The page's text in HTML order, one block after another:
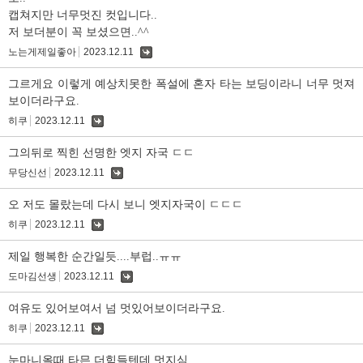
캡쳐지만 너무멋진 컷입니다..
저 보더분이 꼭 보셨으면..^^
노는게제일좋아 2023.12.11
그르게요 이렇게 예상치못한 폭설에 혼자 타는 보딩이라니 너무 멋져
보이더라구요.
히쿠 2023.12.11
그의뒤로 찍힌 선명한 엣지 자국 ㄷㄷ
무당신선 2023.12.11
오 저도 몰랐는데 다시 보니 엣지자국이 ㄷㄷㄷ
히쿠 2023.12.11
제일 행복한 순간일듯....부럽..ㅠㅠ
도마김선생 2023.12.11
여유도 있어보여서 넘 멋있어보이더라구요.
히쿠 2023.12.11
눈마니올때 타믄 더힘들텐데 멋지심